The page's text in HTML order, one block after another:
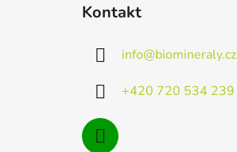
Kontakt
info@biomineraly.cz
+420 720 534 239